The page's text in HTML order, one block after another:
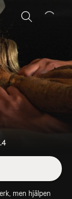
Sök
men hjälpen